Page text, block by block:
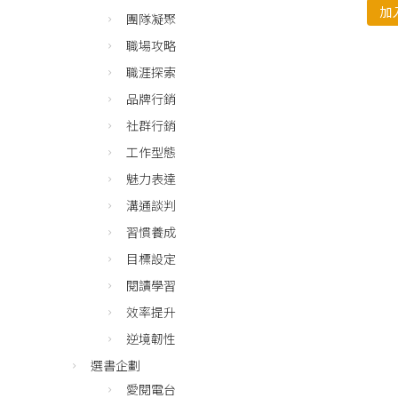
加
團隊凝聚
職場攻略
職涯探索
品牌行銷
社群行銷
工作型態
魅力表達
溝通談判
習慣養成
目標設定
閱讀學習
效率提升
逆境韌性
選書企劃
愛閱電台